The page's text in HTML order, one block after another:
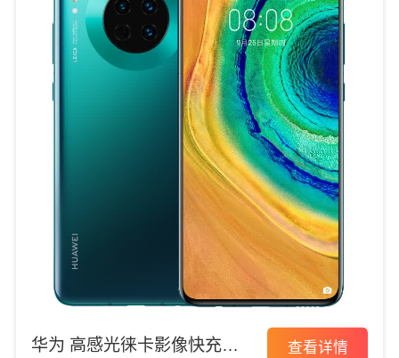
华为 高感光徕卡影像快充手
查看详情